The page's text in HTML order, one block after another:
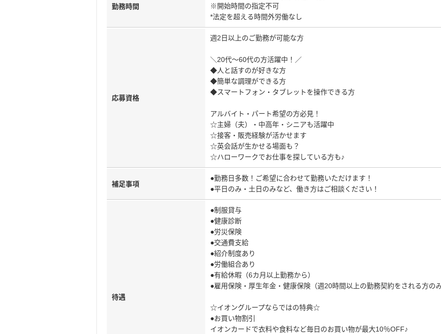
勤務時間
※開始時間の指定不可
*法定を超える時間外労働なし
応募資格
週2日以上のご勤務が可能な方
＼20代～60代の方活躍中！／
◆人と話すのが好きな方
◆簡単な調理ができる方
◆スマートフォン・タブレットを操作できる方
アルバイト・パート希望の方必見！
☆主婦（夫）・中高年・シニアも活躍中
☆接客・販売経験が活かせます
☆英会話が生かせる場面も？
☆ハローワークでお仕事を探している方も♪
補足事項
●勤務日多数！ご希望に合わせて勤務いただけます！
●平日のみ・土日のみなど、働き方はご相談ください！
待遇
●制服貸与
●健康診断
●労災保険
●交通費支給
●紹介制度あり
●労働組合あり
●有給休暇（6カ月以上勤務から）
●雇用保険・厚生年金・健康保険（週20時間以上の勤務契約をされる方の
☆イオングループならではの特典☆
●お買い物割引
イオンカードで衣料や食料など毎日のお買い物が最大10％OFF♪